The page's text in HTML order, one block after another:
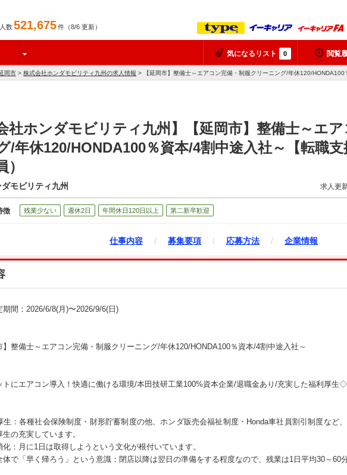
数521,675件（8/6 更新）
気になるリスト 0 閲覧
岡市 > 株式会社ホンダモビリティ九州の求人情報 > 【延岡市】整備士～エアコン完備・制服クリーニング/年休120/HONDA100
社ホンダモビリティ九州】【延岡市】整備士～エ
/年休120/HONDA100％資本/4割中途入社～【転職支
）
モビリティ九州 求人更
徴 残業少ない 週休2日 年間休日120日以上 第二新卒歓迎
仕事内容 / 募集要項 / 応募方法 / 企業情報
期間：2026/6/8(月)〜2026/9/6(日)
】整備士～エアコン完備・制服クリーニング/年休120/HONDA100％資本/4割中途入社～
にエアコン導入！快適に働ける環境/本田技研工業100%資本企業/退職金あり/充実した福利厚
生：各種社会保険制度・財形貯蓄制度の他、ホンダ販売会福祉制度・Honda車社員割引制度など
生の充実しています。
化：月に1日は取得しようという文化が根付いています。
体で「早く帰ろう」という意識：閉店以降は翌日の準備をする程度なので、残業は1日平均30～60